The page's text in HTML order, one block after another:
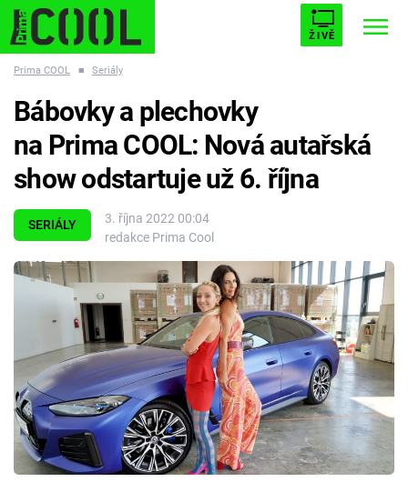
ŽIVĚ
ESCAPE PLNEJ KOTEL AVENGERS 5
Témata
Filmy
Seriály
Hry
Cool Esport
Pořady
Prima COOL ■ Seriály
SERIÁLY
3. října 2022 00:04
redakce Prima Cool
Bábovky a plechovky
na Prima COOL: Nová autařská
show odstartuje už 6. října